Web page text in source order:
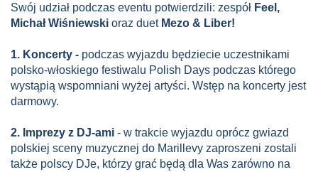
Swój udział podczas eventu potwierdzili: zespół Feel,
Michał Wiśniewski oraz duet Mezo & Liber!
1. Koncerty - podczas wyjazdu będziecie uczestnikami
polsko-włoskiego festiwalu Polish Days podczas którego
wystąpią wspomniani wyżej artyści. Wstęp na koncerty jest
darmowy.
2. Imprezy z DJ-ami - w trakcie wyjazdu oprócz gwiazd
polskiej sceny muzycznej do Marillevy zaproszeni zostali
także polscy DJe, którzy grać będą dla Was zarówno na